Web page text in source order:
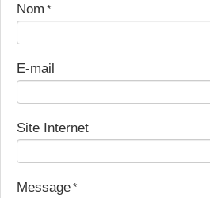
Nom
E-mail
Site Internet
Message